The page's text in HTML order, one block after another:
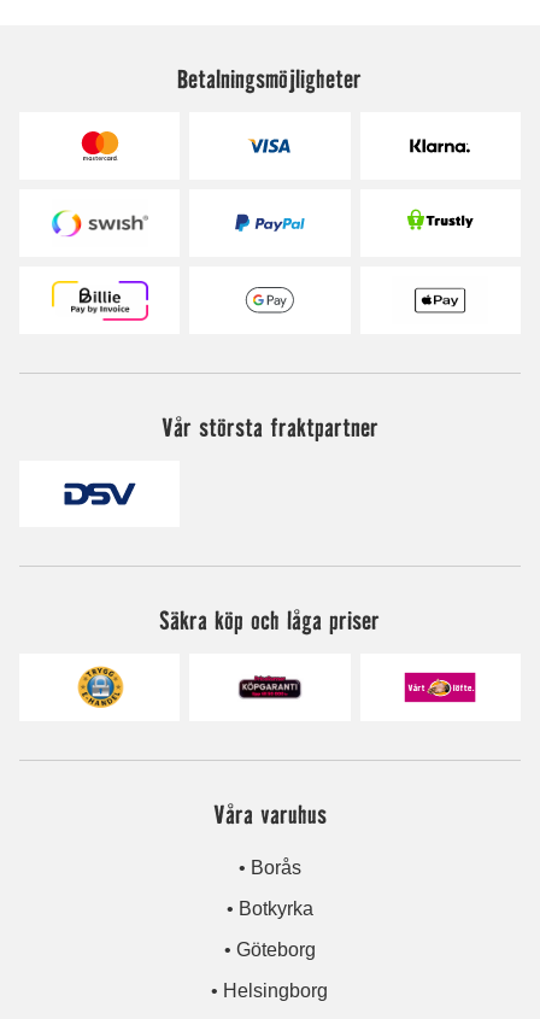
Betalningsmöjligheter
Vår största fraktpartner
Säkra köp och låga priser
Våra varuhus
• Borås
• Botkyrka
• Göteborg
• Helsingborg